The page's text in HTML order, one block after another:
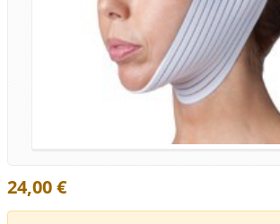
24,00 €